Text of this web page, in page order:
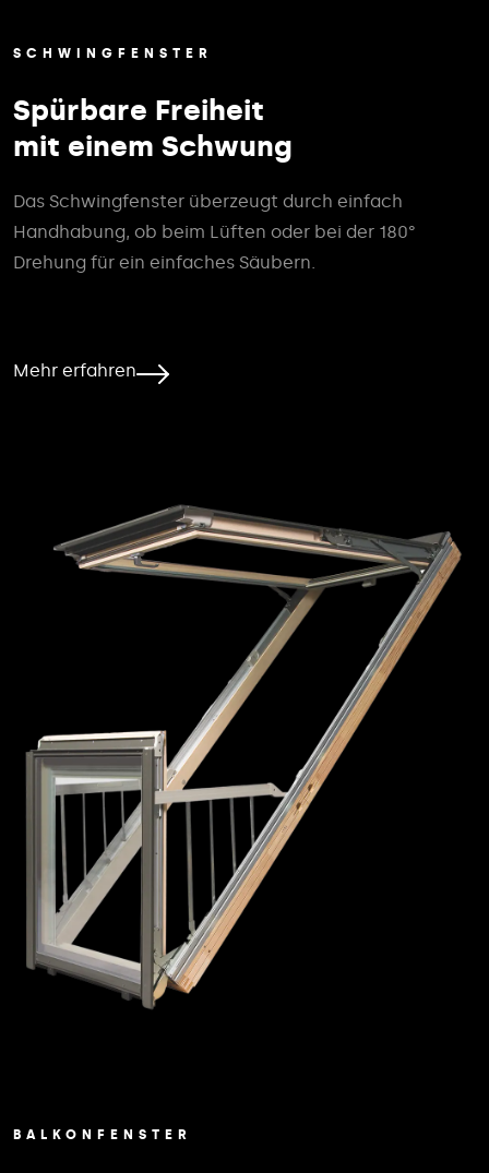
SCHWINGFENSTER
Spürbare Freiheit
mit einem Schwung
Das Schwingfenster überzeugt durch einfach
Handhabung, ob beim Lüften oder bei der 180°
Drehung für ein einfaches Säubern.
Mehr erfahren
BALKONFENSTER